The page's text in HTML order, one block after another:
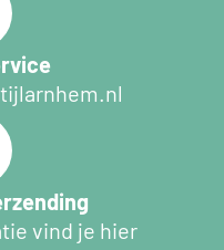
vind je hier